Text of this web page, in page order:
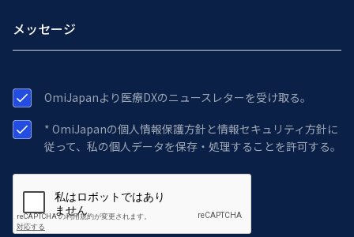
OmiJapanより医療DXのニュースレターを受け取る。
* OmiJapanの個人情報保護方針と情報セキュリティ方針に
従って、私の個人データを保存・処理することを許可する。